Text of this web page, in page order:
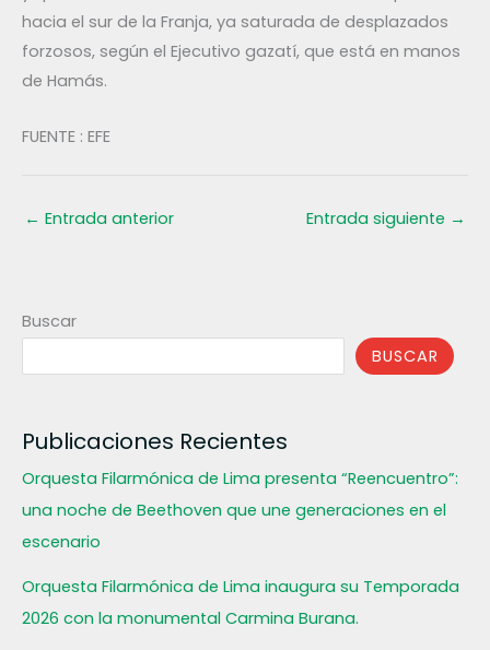
hacia el sur de la Franja, ya saturada de desplazados
forzosos, según el Ejecutivo gazatí, que está en manos
de Hamás.
FUENTE : EFE
← Entrada anterior Entrada siguiente →
Buscar
BUSCAR
Publicaciones Recientes
Orquesta Filarmónica de Lima presenta “Reencuentro”:
una noche de Beethoven que une generaciones en el
escenario
Orquesta Filarmónica de Lima inaugura su Temporada
2026 con la monumental Carmina Burana.